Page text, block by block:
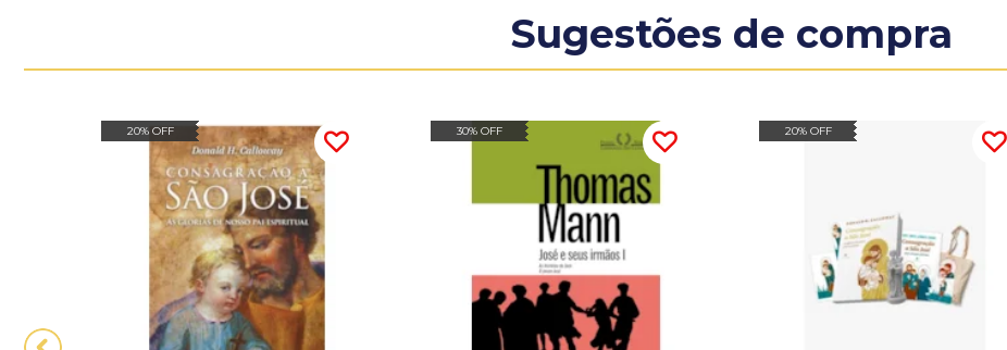
Sugestões de compra
20% OFF 30% OFF 20% OFF